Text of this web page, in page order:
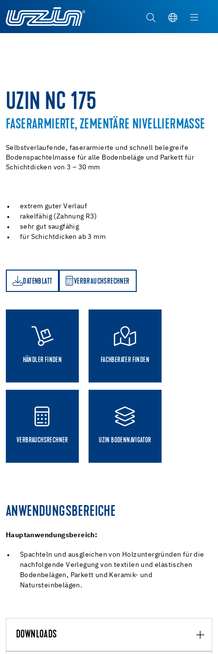
UZIN NC 175
FASERARMIERTE, ZEMENTÄRE NIVELLIERMASSE
Selbstverlaufende, faserarmierte und schnell belegreife
Bodenspachtelmasse für alle Bodenbeläge und Parkett für
Schichtdicken von 3 – 30 mm
extrem guter Verlauf
rakelfähig (Zahnung R3)
sehr gut saugfähig
für Schichtdicken ab 3 mm
DATENBLATT VERBRAUCHSRECHNER
HÄNDLER FINDEN FACHBERATER FINDEN
VERBRAUCHSRECHNER UZIN BODENNAVIGATOR
ANWENDUNGSBEREICHE
Hauptanwendungsbereich:
Spachteln und ausgleichen von Holzuntergründen für die
nachfolgende Verlegung von textilen und elastischen
Bodenbelägen, Parkett und Keramik- und
Natursteinbelägen.
DOWNLOADS